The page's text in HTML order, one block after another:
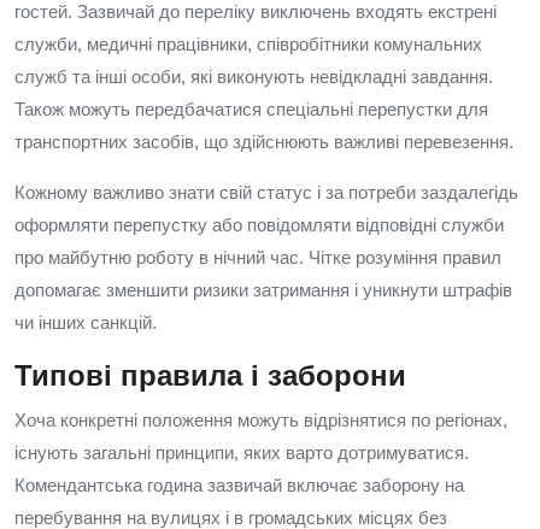
гостей. Зазвичай до переліку виключень входять екстрені
служби, медичні працівники, співробітники комунальних
служб та інші особи, які виконують невідкладні завдання.
Також можуть передбачатися спеціальні перепустки для
транспортних засобів, що здійснюють важливі перевезення.
Кожному важливо знати свій статус і за потреби заздалегідь
оформляти перепустку або повідомляти відповідні служби
про майбутню роботу в нічний час. Чітке розуміння правил
допомагає зменшити ризики затримання і уникнути штрафів
чи інших санкцій.
Типові правила і заборони
Хоча конкретні положення можуть відрізнятися по регіонах,
існують загальні принципи, яких варто дотримуватися.
Комендантська година зазвичай включає заборону на
перебування на вулицях і в громадських місцях без